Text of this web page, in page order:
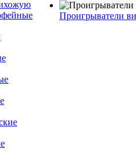
Проигрыватели